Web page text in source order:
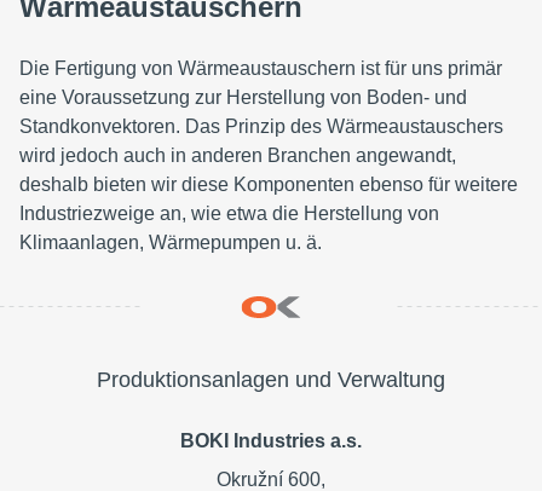
Die Fertigung von Wärmeaustauschern ist für uns primär
eine Voraussetzung zur Herstellung von Boden- und
Standkonvektoren. Das Prinzip des Wärmeaustauschers
wird jedoch auch in anderen Branchen angewandt,
deshalb bieten wir diese Komponenten ebenso für weitere
Industriezweige an, wie etwa die Herstellung von
Klimaanlagen, Wärmepumpen u. ä.
Produktionsanlagen und Verwaltung
BOKI Industries a.s.
Okružní 600,